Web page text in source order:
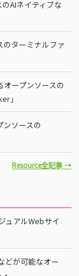
AIネイティブな
ターミナルファ
ープンソースの
」
ンソースの
Resource全記事 →
ュアルWebサイ
どが可能なオー